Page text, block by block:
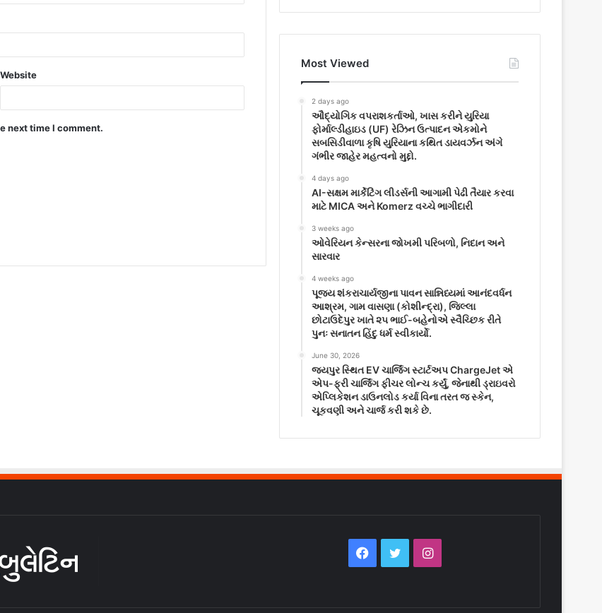
Website
next time I comment.
Most Viewed
2 days ago
ઔદ્યોગિક વપરાશકર્તાઓ, ખાસ કરીને યુરિયા
ફોર્માલ્ડીહાઇડ (UF) રેઝિન ઉત્પાદન એકમોને
સબસિડીવાળા કૃષિ યુરિયાના કથિત ડાયવર્ઝન અંગે
ગંભીર જાહેર મહત્વનો મુદ્દો.
4 days ago
AI-સક્ષમ માર્કેટિંગ લીડર્સની આગામી પેઢી તૈયાર કરવા
માટે MICA અને Komerz વચ્ચે ભાગીદારી
3 weeks ago
ઓવેરિયન કેન્સરના જોખમી પરિબળો, નિદાન અને
સારવાર
4 weeks ago
પૂજ્ય શંકરાચાર્યજીના પાવન સાન્નિધ્યમાં આનંદવર્ધન
આશ્રમ, ગામ વાસણા (કોશીન્દ્રા), જિલ્લા
છોટાઉદેપુર ખાતે ૨૫ ભાઈ-બહેનોએ સ્વૈચ્છિક રીતે
પુનઃ સનાતન હિંદુ ધર્મ સ્વીકાર્યો.
June 30, 2026
જયપુર સ્થિત EV ચાર્જિંગ સ્ટાર્ટઅપ ChargeJet એ
એપ-ફ્રી ચાર્જિંગ ફીચર લોન્ચ કર્યું, જેનાથી ડ્રાઇવરો
એપ્લિકેશન ડાઉનલોડ કર્યા વિના તરત જ સ્કેન,
ચૂકવણી અને ચાર્જ કરી શકે છે.
Facebook
TwitterInstagram